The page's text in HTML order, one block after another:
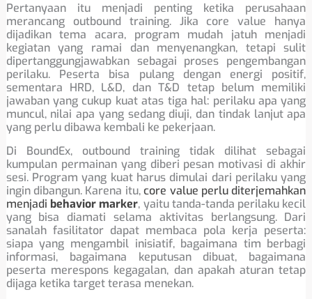
Pertanyaan itu menjadi penting ketika perusahaan
merancang outbound training. Jika core value hanya
dijadikan tema acara, program mudah jatuh menjadi
kegiatan yang ramai dan menyenangkan, tetapi sulit
dipertanggungjawabkan sebagai proses pengembangan
perilaku. Peserta bisa pulang dengan energi positif,
sementara HRD, L&D, dan T&D tetap belum memiliki
jawaban yang cukup kuat atas tiga hal: perilaku apa yang
muncul, nilai apa yang sedang diuji, dan tindak lanjut apa
yang perlu dibawa kembali ke pekerjaan.
Di BoundEx, outbound training tidak dilihat sebagai
kumpulan permainan yang diberi pesan motivasi di akhir
sesi. Program yang kuat harus dimulai dari perilaku yang
ingin dibangun. Karena itu,core value perlu diterjemahkan
menjadi behavior marker, yaitu tanda-tanda perilaku kecil
yang bisa diamati selama aktivitas berlangsung. Dari
sanalah fasilitator dapat membaca pola kerja peserta:
siapa yang mengambil inisiatif, bagaimana tim berbagi
informasi, bagaimana keputusan dibuat, bagaimana
peserta merespons kegagalan, dan apakah aturan tetap
dijaga ketika target terasa menekan.